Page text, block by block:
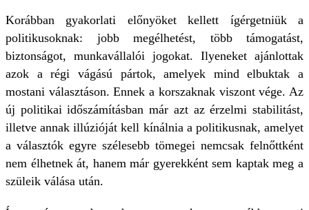
Korábban gyakorlati előnyöket kellett ígérgetniük a
politikusoknak: jobb megélhetést, több támogatást,
biztonságot, munkavállalói jogokat. Ilyeneket ajánlottak
azok a régi vágású pártok, amelyek mind elbuktak a
mostani választáson. Ennek a korszaknak viszont vége. Az
új politikai időszámításban már azt az érzelmi stabilitást,
illetve annak illúzióját kell kínálnia a politikusnak, amelyet
a választók egyre szélesebb tömegei nemcsak felnőttként
nem élhetnek át, hanem már gyerekként sem kaptak meg a
szüleik válása után.